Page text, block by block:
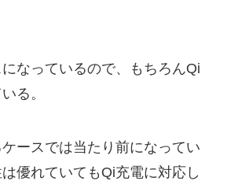
なっているので、もちろんQi
る。
ースでは当たり前になってい
優れていてもQi充電に対応し